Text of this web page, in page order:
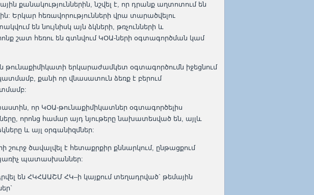
քանակություններին, նշվել է, որ դրանք աղտոտում են
Երկար հեռավորությունների վրա տարածվելու
են նույնիսկ այն ձկների, թռչունների և
շատ հեռու են գտնվում ԿՕԱ-ների օգտագործման կամ
թունաքիմիկատի երկարաժամկետ օգտագործումն իջեցնում
քանի որ վնասատուն ձեռք է բերում
որ ԿՕԱ-թունաքիմիկատներ օգտագործելիս
որոնց համար այդ նյութերը նախատեսված են, այլև
և այլ օրգանիզմներ:
ծավալվել է հետաքրքիր քննարկում, ընթացքում
պատասխաններ:
են ՀԿՀԱԱՇՄ ՀԿ–ի կայքում տեղադրված` թեմային